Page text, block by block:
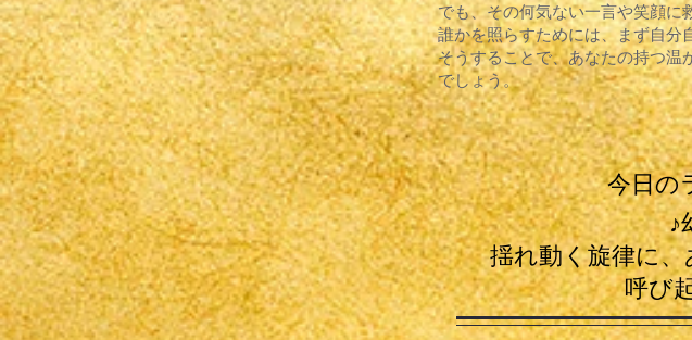
でも、その何気ない一言や笑顔に
誰かを照らすためには、まず自分
そうすることで、あなたの持つ温
でしょう。
今日の
♪
揺れ動く旋律に
呼び